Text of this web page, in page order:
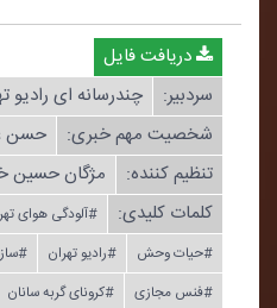
دریافت فایل
سردبیر:
چندرسانه ای رادیو
شخصیت مهم خبری:
حسن
تنظیم كننده:
مژگان حسین
کلمات کلیدی:
#آلودگی هوای
#حیات وحش
#رادیو تهران
#فنس مجازی
#كرونای گربه سانان